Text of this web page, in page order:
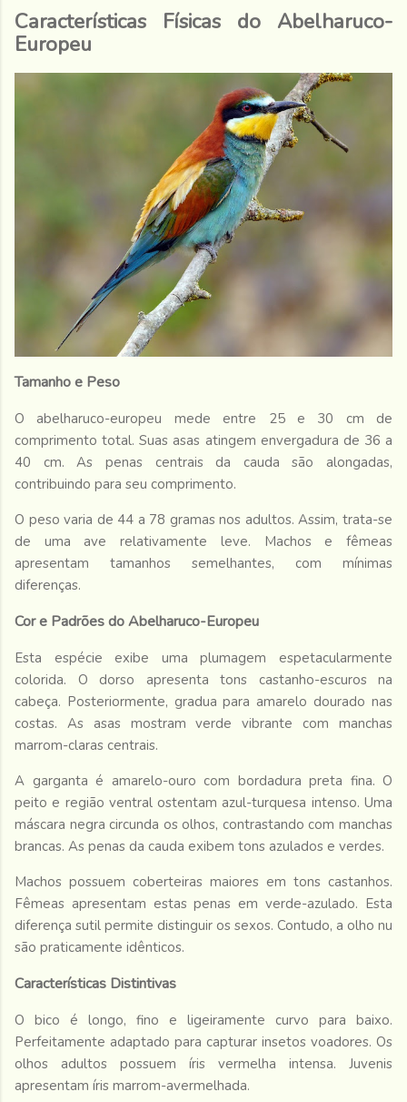
Características Físicas do Abelharuco-
Europeu
Tamanho e Peso
O abelharuco-europeu mede entre 25 e 30 cm de
comprimento total. Suas asas atingem envergadura de 36 a
40 cm. As penas centrais da cauda são alongadas,
contribuindo para seu comprimento.
O peso varia de 44 a 78 gramas nos adultos. Assim, trata-se
de uma ave relativamente leve. Machos e fêmeas
apresentam tamanhos semelhantes, com mínimas
diferenças.
Cor e Padrões do Abelharuco-Europeu
Esta espécie exibe uma plumagem espetacularmente
colorida. O dorso apresenta tons castanho-escuros na
cabeça. Posteriormente, gradua para amarelo dourado nas
costas. As asas mostram verde vibrante com manchas
marrom-claras centrais.
A garganta é amarelo-ouro com bordadura preta fina. O
peito e região ventral ostentam azul-turquesa intenso. Uma
máscara negra circunda os olhos, contrastando com manchas
brancas. As penas da cauda exibem tons azulados e verdes.
Machos possuem coberteiras maiores em tons castanhos.
Fêmeas apresentam estas penas em verde-azulado. Esta
diferença sutil permite distinguir os sexos. Contudo, a olho nu
são praticamente idênticos.
Características Distintivas
O bico é longo, fino e ligeiramente curvo para baixo.
Perfeitamente adaptado para capturar insetos voadores. Os
olhos adultos possuem íris vermelha intensa. Juvenis
apresentam íris marrom-avermelhada.